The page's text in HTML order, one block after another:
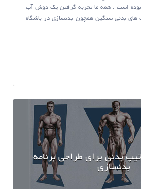
بوده است . همه ما تجربه گرفتن یک دوش آب
های بدنی سنگین همچون بدنسازی در باشگاه
بدنی برای طراحی برنامه
بدنسازی